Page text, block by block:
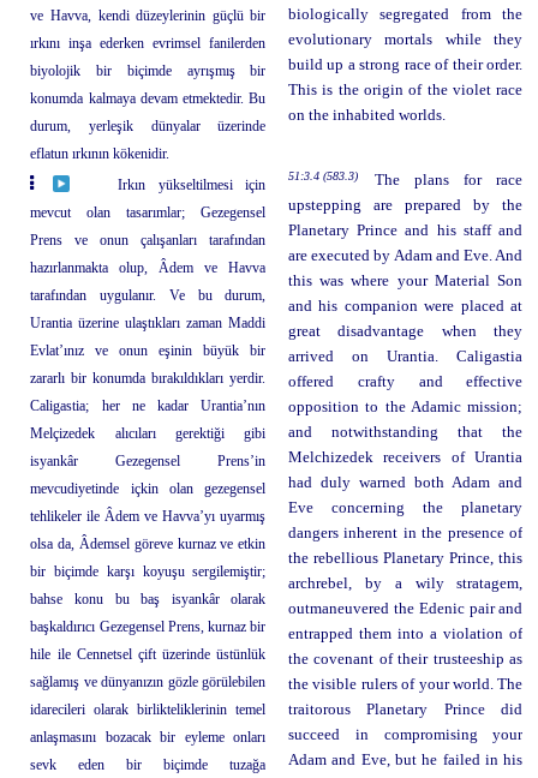
ve Havva, kendi düzeylerinin güçlü bir
ırkını inşa ederken evrimsel fanilerden
biyolojik bir biçimde ayrışmış bir
konumda kalmaya devam etmektedir. Bu
durum, yerleşik dünyalar üzerinde
eflatun ırkının kökenidir.
biologically segregated from the
evolutionary mortals while they
build up a strong race of their order.
This is the origin of the violet race
on the inhabited worlds.
Irkın yükseltilmesi için
mevcut olan tasarımlar; Gezegensel
Prens ve onun çalışanları tarafından
hazırlanmakta olup, Âdem ve Havva
tarafından uygulanır. Ve bu durum,
Urantia üzerine ulaştıkları zaman Maddi
Evlat’ınız ve onun eşinin büyük bir
zararlı bir konumda bırakıldıkları yerdir.
Caligastia; her ne kadar Urantia’nın
Melçizedek alıcıları gerektiği gibi
isyankâr Gezegensel Prens’in
mevcudiyetinde içkin olan gezegensel
tehlikeler ile Âdem ve Havva’yı uyarmış
olsa da, Âdemsel göreve kurnaz ve etkin
bir biçimde karşı koyuşu sergilemiştir;
bahse konu bu baş isyankâr olarak
başkaldırıcı Gezegensel Prens, kurnaz bir
hile ile Cennetsel çift üzerinde üstünlük
sağlamış ve dünyanızın gözle görülebilen
idarecileri olarak birlikteliklerinin temel
anlaşmasını bozacak bir eyleme onları
sevk eden bir biçimde tuzağa
51:3.4 (583.3)
The plans for race
upstepping are prepared by the
Planetary Prince and his staff and
are executed by Adam and Eve. And
this was where your Material Son
and his companion were placed at
great disadvantage when they
arrived on Urantia. Caligastia
offered crafty and effective
opposition to the Adamic mission;
and notwithstanding that the
Melchizedek receivers of Urantia
had duly warned both Adam and
Eve concerning the planetary
dangers inherent in the presence of
the rebellious Planetary Prince, this
archrebel, by a wily stratagem,
outmaneuvered the Edenic pair and
entrapped them into a violation of
the covenant of their trusteeship as
the visible rulers of your world. The
traitorous Planetary Prince did
succeed in compromising your
Adam and Eve, but he failed in his